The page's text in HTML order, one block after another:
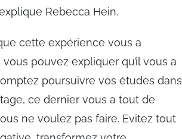
Rebecca Hein.
cette expérience vous a
vous pouvez expliquer qu’il vous a
poursuivre vos études dans
ce dernier vous a tout de
ne voulez pas faire. Evitez tout